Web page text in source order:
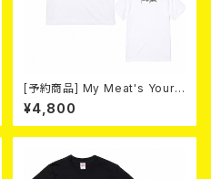
[予約商品] My Meat's Your
Poison -あんたにゃ毒でもオイ
ラにゃ薬- (WHITE) 熊本地震
復興支援T-shirt (XXL & XXX
¥4,800